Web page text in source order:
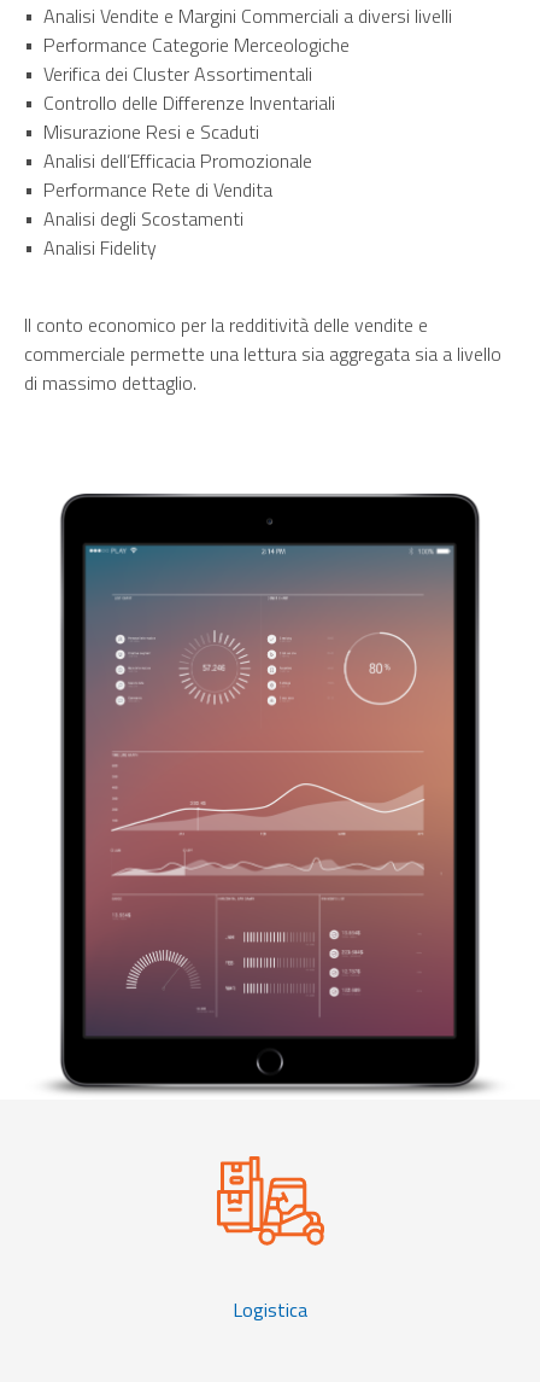
• Analisi Vendite e Margini Commerciali a diversi livelli
• Performance Categorie Merceologiche
• Verifica dei Cluster Assortimentali
• Controllo delle Differenze Inventariali
• Misurazione Resi e Scaduti
• Analisi dell’Efficacia Promozionale
• Performance Rete di Vendita
• Analisi degli Scostamenti
• Analisi Fidelity
Il conto economico per la redditività delle vendite e
commerciale permette una lettura sia aggregata sia a livello
di massimo dettaglio.
Logistica